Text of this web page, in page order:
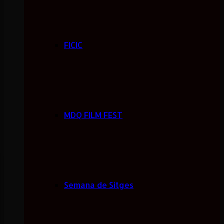
FICIC
MDQ FILM FEST
Semana de Sitges